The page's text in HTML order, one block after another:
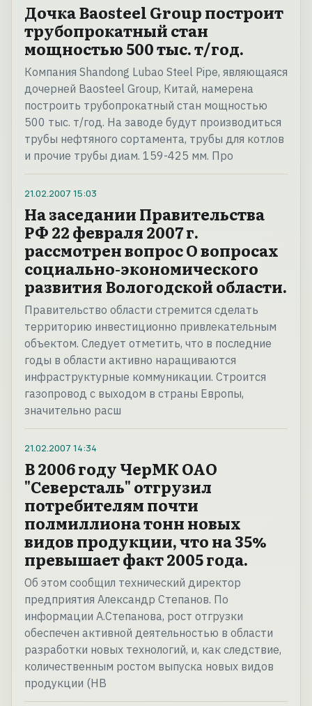
Дочка Baosteel Group построит
трубопрокатный стан
мощностью 500 тыс. т/год.
Компания Shandong Lubao Steel Pipe, являющаяся
дочерней Baosteel Group, Китай, намерена
построить трубопрокатный стан мощностью
500 тыс. т/год. На заводе будут производиться
трубы нефтяного сортамента, трубы для котлов
и прочие трубы диам. 159-425 мм. Про
21.02.2007 15:03
На заседании Правительства
РФ 22 февраля 2007 г.
рассмотрен вопрос О вопросах
социально-экономического
развития Вологодской области.
Правительство области стремится сделать
территорию инвестиционно привлекательным
объектом. Следует отметить, что в последние
годы в области активно наращиваются
инфраструктурные коммуникации. Строится
газопровод с выходом в страны Европы,
значительно расш
21.02.2007 14:34
В 2006 году ЧерМК ОАО
"Северсталь" отгрузил
потребителям почти
полмиллиона тонн новых
видов продукции, что на 35%
превышает факт 2005 года.
Об этом сообщил технический директор
предприятия Александр Степанов. По
информации А.Степанова, рост отгрузки
обеспечен активной деятельностью в области
разработки новых технологий, и, как следствие,
количественным ростом выпуска новых видов
продукции (НВ